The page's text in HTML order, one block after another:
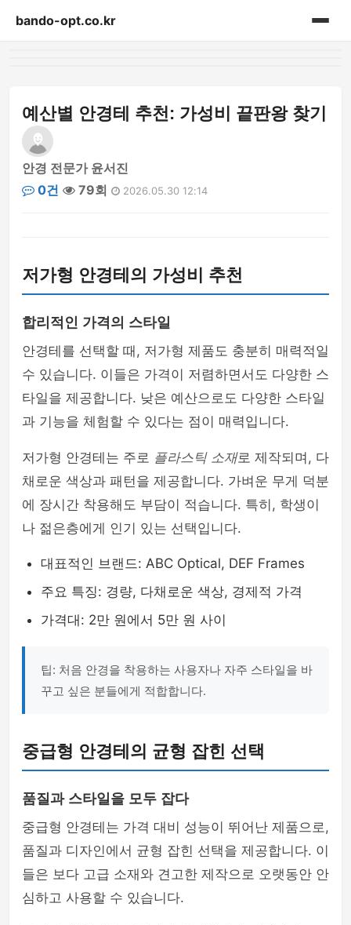
bando-opt.co.kr
예산별 안경테 추천: 가성비 끝판왕 찾기
안경 전문가 윤서진
0건
79회 2026.05.30 12:14
저가형 안경테의 가성비 추천
합리적인 가격의 스타일
안경테를 선택할 때, 저가형 제품도 충분히 매력적일
수 있습니다. 이들은 가격이 저렴하면서도 다양한 스
타일을 제공합니다. 낮은 예산으로도 다양한 스타일
과 기능을 체험할 수 있다는 점이 매력입니다.
저가형 안경테는 주로 플라스틱 소재로 제작되며, 다
채로운 색상과 패턴을 제공합니다. 가벼운 무게 덕분
에 장시간 착용해도 부담이 적습니다. 특히, 학생이
나 젊은층에게 인기 있는 선택입니다.
대표적인 브랜드: ABC Optical, DEF Frames
주요 특징: 경량, 다채로운 색상, 경제적 가격
가격대: 2만 원에서 5만 원 사이
팁: 처음 안경을 착용하는 사용자나 자주 스타일을 바
꾸고 싶은 분들에게 적합합니다.
중급형 안경테의 균형 잡힌 선택
품질과 스타일을 모두 잡다
중급형 안경테는 가격 대비 성능이 뛰어난 제품으로,
품질과 디자인에서 균형 잡힌 선택을 제공합니다. 이
들은 보다 고급 소재와 견고한 제작으로 오랫동안 안
심하고 사용할 수 있습니다.